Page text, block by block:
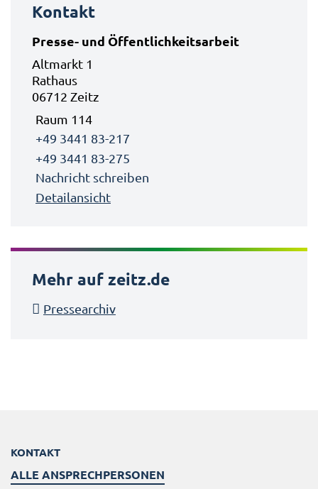
Kontakt
Presse- und Öffentlichkeitsarbeit
Altmarkt 1
Rathaus
06712 Zeitz
Raum 114
+49 3441 83-217
+49 3441 83-275
Nachricht schreiben
Detailansicht
Mehr auf zeitz.de
Pressearchiv
KONTAKT
ALLE ANSPRECHPERSONEN